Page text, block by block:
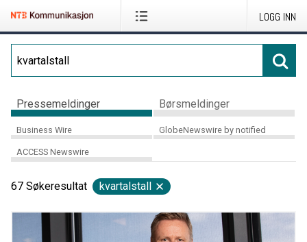
LOGG INN
Pressemeldinger Børsmeldinger
Business Wire GlobeNewswire by notified
ACCESS Newswire
67 Søkeresultat kvartalstall